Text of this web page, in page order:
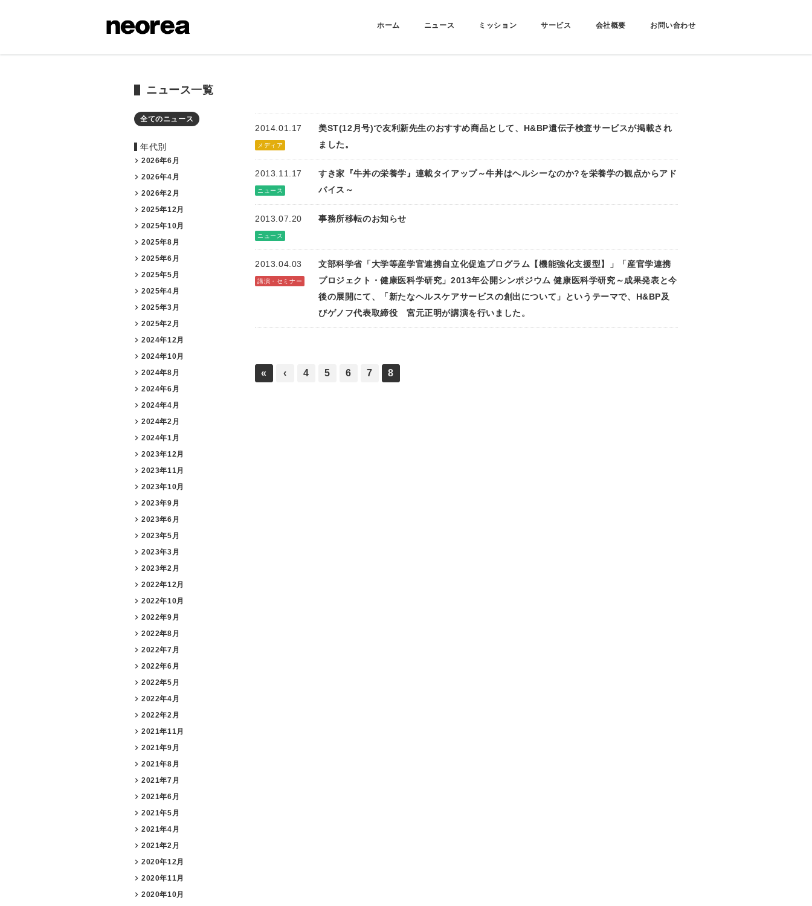
ホーム ニュース ミッション サービス 会社概要 お問い合わせ
ニュース一覧
2014.01.17
メディア
美ST(12月号)で友利新先生のおすすめ商品として、H&BP遺伝子検査サービスが掲載され
ました。
2013.11.17
ニュース
すき家『牛丼の栄養学』連載タイアップ～牛丼はヘルシーなのか?を栄養学の観点からアド
バイス～
2013.07.20
ニュース
事務所移転のお知らせ
2013.04.03
講演・セミナー
文部科学省「大学等産学官連携自立化促進プログラム【機能強化支援型】」「産官学連携
プロジェクト・健康医科学研究」2013年公開シンポジウム 健康医科学研究～成果発表と今
後の展開にて、「新たなヘルスケアサービスの創出について」というテーマで、H&BP及
びゲノフ代表取締役 宮元正明が講演を行いました。
« ‹ 4 5 6 7 8
全てのニュース
年代別
2026年6月
2026年4月
2026年2月
2025年12月
2025年10月
2025年8月
2025年6月
2025年5月
2025年4月
2025年3月
2025年2月
2024年12月
2024年10月
2024年8月
2024年6月
2024年4月
2024年2月
2024年1月
2023年12月
2023年11月
2023年10月
2023年9月
2023年6月
2023年5月
2023年3月
2023年2月
2022年12月
2022年10月
2022年9月
2022年8月
2022年7月
2022年6月
2022年5月
2022年4月
2022年2月
2021年11月
2021年9月
2021年8月
2021年7月
2021年6月
2021年5月
2021年4月
2021年2月
2020年12月
2020年11月
2020年10月